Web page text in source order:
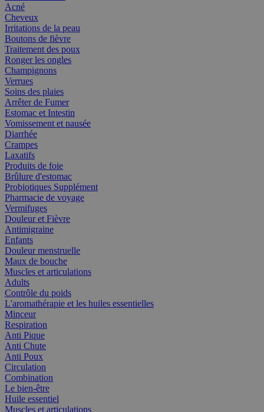
Acné
Cheveux
Irritations de la peau
Boutons de fièvre
Traitement des poux
Ronger les ongles
Champignons
Verrues
Soins des plaies
Arrêter de Fumer
Estomac et Intestin
Vomissement et nausée
Diarrhée
Crampes
Laxatifs
Produits de foie
Brûlure d'estomac
Probiotiques Supplément
Pharmacie de voyage
Vermifuges
Douleur et Fièvre
Antimigraine
Enfants
Douleur menstruelle
Maux de bouche
Muscles et articulations
Adults
Contrôle du poids
L'aromathérapie et les huiles essentielles
Minceur
Respiration
Anti Pique
Anti Chute
Anti Poux
Circulation
Combination
Le bien-être
Huile essentiel
Muscles et articulations